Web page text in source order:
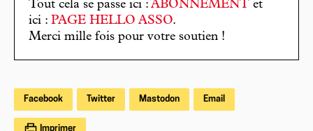
Tout cela se passe ici : ABONNEMENT et
ici : PAGE HELLO ASSO.
Merci mille fois pour votre soutien !
Facebook Twitter Mastodon Email
Imprimer